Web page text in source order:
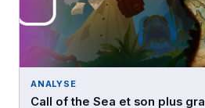
ANALYSE
Call of the Sea et son plus